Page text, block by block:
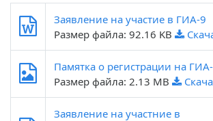
Заявление на участие в ГИА-9
Размер файла: 92.16 KB
Памятка о регистрации на
Размер файла: 2.13 MB
Заявление на участние в